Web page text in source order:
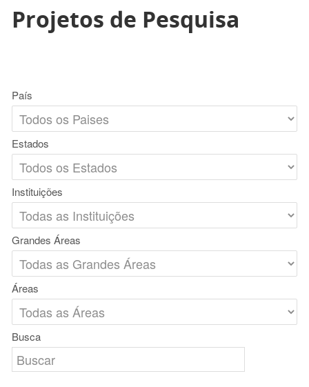
Projetos de Pesquisa
País
Estados
Instituições
Grandes Áreas
Áreas
Busca